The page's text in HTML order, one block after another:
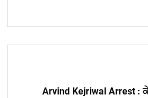
Arvind Kejriwal Arrest :